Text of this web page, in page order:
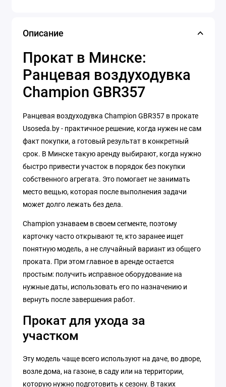
Описание
Прокат в Минске:
Ранцевая воздуходувка
Champion GBR357
Ранцевая воздуходувка Champion GBR357 в прокате
Usoseda.by - практичное решение, когда нужен не сам
факт покупки, а готовый результат в конкретный
срок. В Минске такую аренду выбирают, когда нужно
быстро привести участок в порядок без покупки
собственного агрегата. Это помогает не занимать
место вещью, которая после выполнения задачи
может долго лежать без дела.
Champion узнаваем в своем сегменте, поэтому
карточку часто открывают те, кто заранее ищет
понятную модель, а не случайный вариант из общего
проката. При этом главное в аренде остается
простым: получить исправное оборудование на
нужные даты, использовать его по назначению и
вернуть после завершения работ.
Прокат для ухода за
участком
Эту модель чаще всего используют на даче, во дворе,
возле дома, на газоне, в саду или на территории,
которую нужно подготовить к сезону. В таких